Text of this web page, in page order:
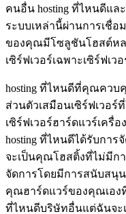
คนอื่น hosting ที่ไหนดีแ
ระบบเหล่านี้ผ่านการเชื่
ของคุณมีโซลูชันโฮสต์หล
เซิร์ฟเวอร์เฉพาะเซิร์ฟเ
hosting ที่ไหนดีที่คุณควบ
ส่วนตัวเสมือนเซิร์ฟเวอ
เซิร์ฟเวอร์ฮาร์ดแวร์เครื่
hosting ที่ไหนดีได้รับกา
จะเป็นคุณโฮสติ้งที่ไม่มีก
จัดการโดยมีการสนับสนุ
คุณฮาร์ดแวร์ของคุณเอง
ที่ไหนดีบริษัทอื่นแต่ฉันจะ